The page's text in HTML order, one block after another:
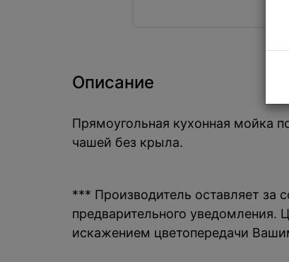
Описание
Прямоугольная кухонная мойка
чашей без крыла.
*** Производитель оставляет за
предварительного уведомления.
искажением цветопередачи